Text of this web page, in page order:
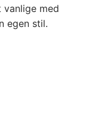
vanlige med
egen stil.